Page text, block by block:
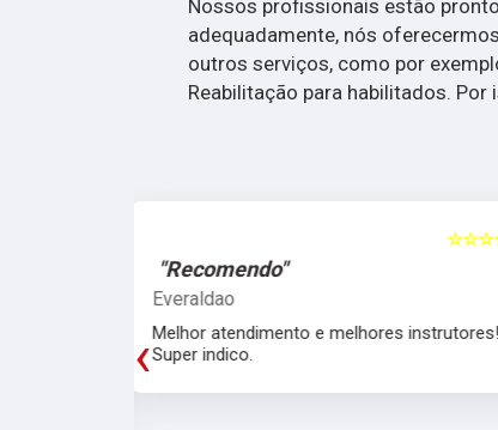
Nossos profissionais estão
adequadamente, nós
outros serviços, como por
Reabilitação para habilitados.
"Ótimo atendimento"
Kauê Ferreira
Ótimo atendimento, em especial a
fez todo o trabalho duro dês da CNH de
‹